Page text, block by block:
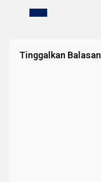
Tinggalkan Balasan